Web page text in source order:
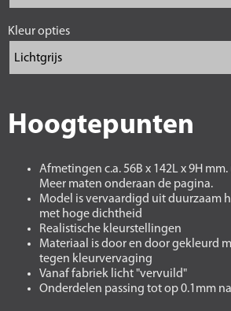
Kleur opties
Hoogtepunten
Afmetingen c.a. 56B x 142L x 9H
Meer maten onderaan de pagina.
Model is vervaardigd uit duurzaam
met hoge dichtheid
Realistische kleurstellingen
Materiaal is door en door gekleurd
tegen kleurvervaging
Vanaf fabriek licht "vervuild"
Onderdelen passing tot op 0.1mm